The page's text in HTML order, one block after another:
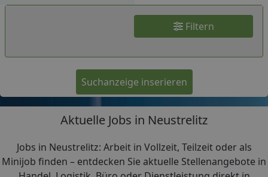
Filtern
Suchanzeige inserieren
Aktuelle Jobs in Neustrelitz
Jobs in Neustrelitz: Arbeit in Vollzeit, Teilzeit oder als
Minijob finden – entdecken Sie aktuelle Stellenangebote in